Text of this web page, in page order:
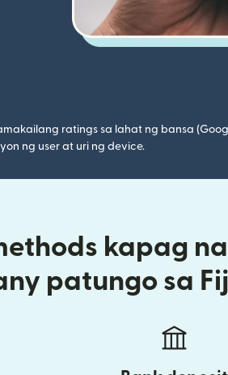
ratings sa lahat ng bansa
ng user at uri ng device.
kapag
patungo sa